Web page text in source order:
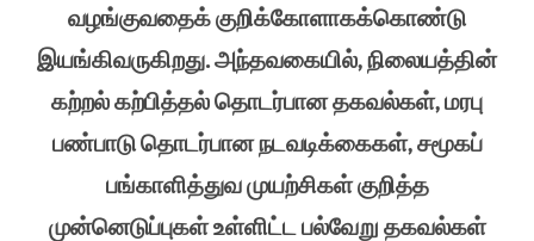
வழங்குவதைக் குறிக்கோளாகக்கொண்டு
இயங்கிவருகிறது. அந்தவகையில், நிலையத்தின்
கற்றல் கற்பித்தல் தொடர்பான தகவல்கள், மரபு
பண்பாடு தொடர்பான நடவடிக்கைகள், சமூகப்
பங்காளித்துவ முயற்சிகள் குறித்த
முன்னெடுப்புகள் உள்ளிட்ட பல்வேறு தகவல்கள்